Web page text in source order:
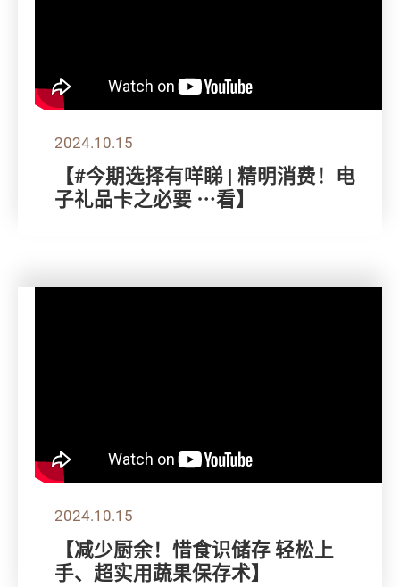
2024.10.15
【#今期选择有咩睇 | 精明消费！电
子礼品卡之必要 ⋯看】
2024.10.15
【减少厨余！惜食识储存 轻松上
手、超实用蔬果保存术】